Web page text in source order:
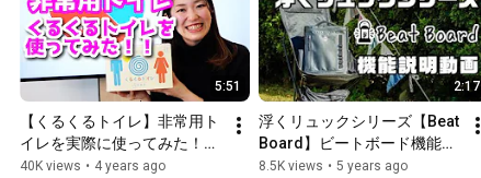
5:51
【くるくるトイレ】非常用ト
イレを実際に使ってみた！皆
さんトイレ対策はお済です
40K views • 4 years ago
2:17
浮くリュックシリーズ【Beat
Board】ビートボード機能説
明動画
8.5K views • 5 years ago